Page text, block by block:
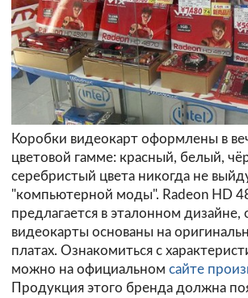
Коробки видеокарт оформлены в
цветовой гамме: красный, белый,
серебристый цвета никогда не
"компьютерной моды". Radeon HD
предлагается в эталонном дизайне,
видеокарты основаны на
платах. Ознакомиться с
можно на официальном сайте
Продукция этого бренда должна